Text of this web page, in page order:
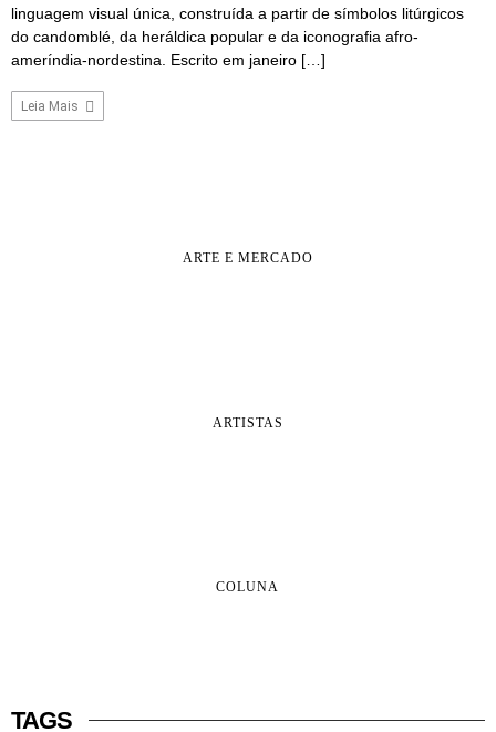
linguagem visual única, construída a partir de símbolos litúrgicos
do candomblé, da heráldica popular e da iconografia afro-
ameríndia-nordestina. Escrito em janeiro […]
Leia Mais
ARTE E MERCADO
ARTISTAS
COLUNA
TAGS